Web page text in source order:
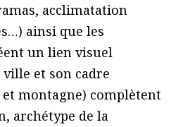
acclimatation
ainsi que les
un lien visuel
et son cadre
montagne) complètent
archétype de la